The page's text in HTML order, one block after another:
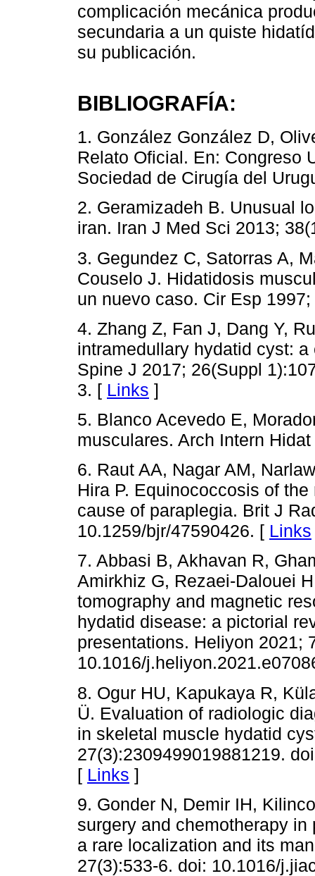
complicación mecánica
secundaria a un quiste
su publicación.
BIBLIOGRAFÍA:
1. González González D,
Relato Oficial. En: Congreso
Sociedad de Cirugía del
2. Geramizadeh B. Unusual
iran. Iran J Med Sci 2013;
3. Gegundez C, Satorras A,
Couselo J. Hidatidosis
un nuevo caso. Cir Esp
4. Zhang Z, Fan J, Dang Y,
intramedullary hydatid cyst:
Spine J 2017; 26(Suppl
3. [ Links ]
5. Blanco Acevedo E,
musculares. Arch Intern
6. Raut AA, Nagar AM,
Hira P. Equinococcosis of
cause of paraplegia. Brit J
10.1259/bjr/47590426. [ Links
7. Abbasi B, Akhavan R,
Amirkhiz G, Rezaei-Dalouei
tomography and magnetic
hydatid disease: a pictorial
presentations. Heliyon 2021;
10.1016/
8. Ogur HU, Kapukaya R,
Ü. Evaluation of radiologic
in skeletal muscle hydatid
27(3):2309499019881219.
[ Links ]
9. Gonder N, Demir IH,
surgery and chemotherapy
a rare localization and its
27(3):533-6. doi: 10.1016/